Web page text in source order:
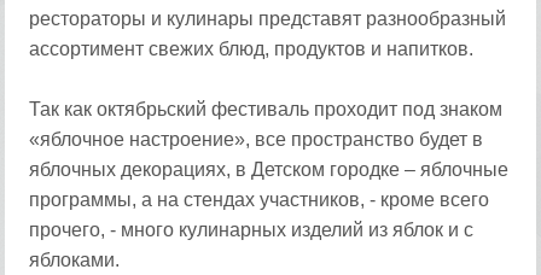
рестораторы и кулинары представят разнообразный
ассортимент свежих блюд, продуктов и напитков.
Так как октябрьский фестиваль проходит под знаком
«яблочное настроение», все пространство будет в
яблочных декорациях, в Детском городке – яблочные
программы, а на стендах участников, - кроме всего
прочего, - много кулинарных изделий из яблок и с
яблоками.